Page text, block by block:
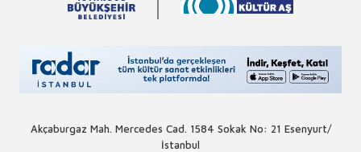
Akçaburgaz Mah. Mercedes Cad. 1584 Sokak No: 21 Esenyurt/
İstanbul